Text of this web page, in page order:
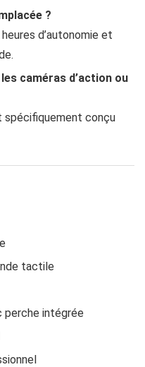
?
d’autonomie et
caméras d’action ou
spécifiquement conçu
tactile
perche intégrée